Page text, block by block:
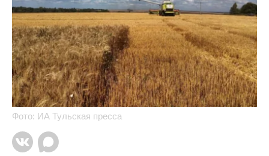
Фото: ИА Тульская пресса